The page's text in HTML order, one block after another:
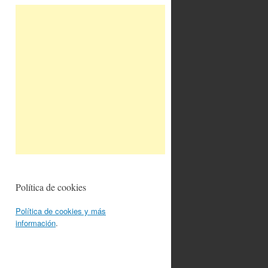
Política de cookies
Política de cookies y más
información.